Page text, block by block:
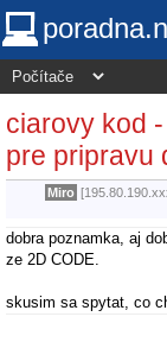
ciarovy kod
pre pripravu
Miro
dobra poznamka, aj
ze 2D CODE.
skusim sa spytat, co